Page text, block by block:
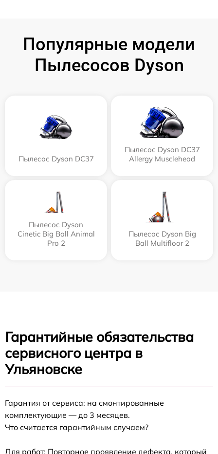
Популярные модели
Пылесосов Dyson
Пылесос Dyson DC37
Пылесос Dyson DC37
Allergy Musclehead
Пылесос Dyson
Cinetic Big Ball Animal
Pro 2
Пылесос Dyson Big
Ball Multifloor 2
Гарантийные обязательства
сервисного центра в
Ульяновске
Гарантия от сервиса: на смонтированные
комплектующие — до 3 месяцев.
Что считается гарантийным случаем?
Для работ: Повторное проявление дефекта, который